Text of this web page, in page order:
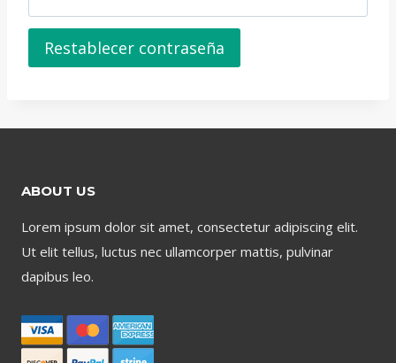
l
i
o
Restablecer contraseña
ABOUT US
Lorem ipsum dolor sit amet, consectetur adipiscing elit.
Ut elit tellus, luctus nec ullamcorper mattis, pulvinar
dapibus leo.